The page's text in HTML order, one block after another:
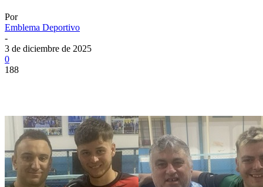
Por
Emblema Deportivo
-
3 de diciembre de 2025
0
188